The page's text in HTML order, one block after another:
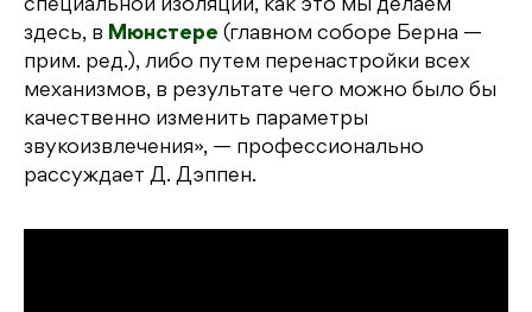
специальной изоляции, как это мы делаем
здесь, в Мюнстере (главном соборе Берна —
прим. ред.), либо путем перенастройки всех
механизмов, в результате чего можно было бы
качественно изменить параметры
звукоизвлечения», — профессионально
рассуждает Д. Дэппен.